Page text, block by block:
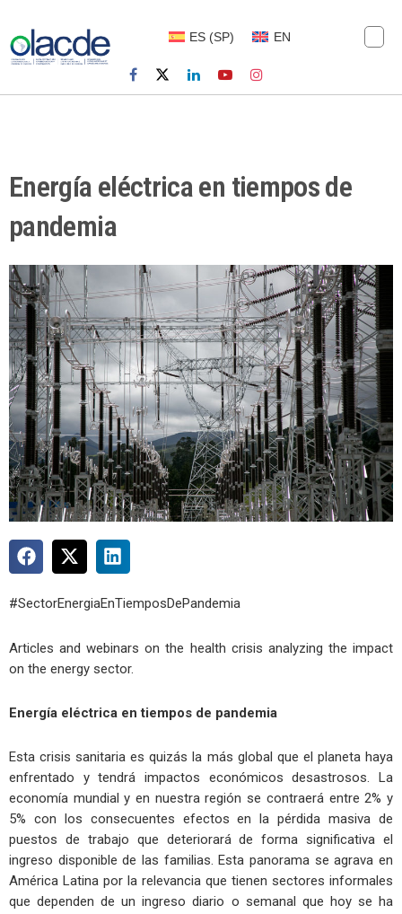
ES (SP) EN
Energía eléctrica en tiempos de
pandemia
#SectorEnergiaEnTiemposDePandemia
Articles and webinars on the health crisis analyzing the impact
on the energy sector.
Energía eléctrica en tiempos de pandemia
Esta crisis sanitaria es quizás la más global que el planeta haya
enfrentado y tendrá impactos económicos desastrosos. La
economía mundial y en nuestra región se contraerá entre 2% y
5% con los consecuentes efectos en la pérdida masiva de
puestos de trabajo que deteriorará de forma significativa el
ingreso disponible de las familias. Esta panorama se agrava en
América Latina por la relevancia que tienen sectores informales
que dependen de un ingreso diario o semanal que hoy se ha